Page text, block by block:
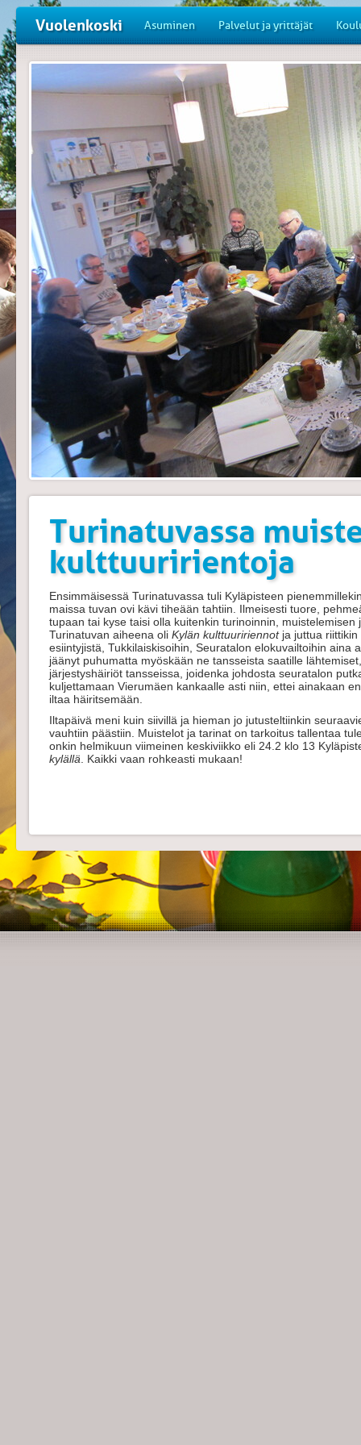
Vuolenkoski Asuminen Palvelut ja yrittäjät
Turinatuvassa
kulttuuririentoja
Ensimmäisessä Turinatuvassa tuli Kyläpisteen
maissa tuvan ovi kävi tiheään tahtiin. Ilmeisesti tuore,
tupaan tai kyse taisi olla kuitenkin turinoinnin,
Turinatuvan aiheena oli Kylän kulttuuririennotja juttua riittikin
esiintyjistä, Tukkilaiskisoihin, Seuratalon elokuvailtoihin aina
jäänyt puhumatta myöskään ne tansseista saatille
järjestyshäiriöt tansseissa, joidenka johdosta seuratalon
kuljettamaan Vierumäen kankaalle asti niin, ettei ainakaan
iltaa häiritsemään.
Iltapäivä meni kuin siivillä ja hieman jo jutusteltiinkin
vauhtiin päästiin. Muistelot ja tarinat on tarkoitus tallentaa
onkin helmikuun viimeinen keskiviikko eli 24.2 klo 13
kylällä . Kaikki vaan rohkeasti mukaan!